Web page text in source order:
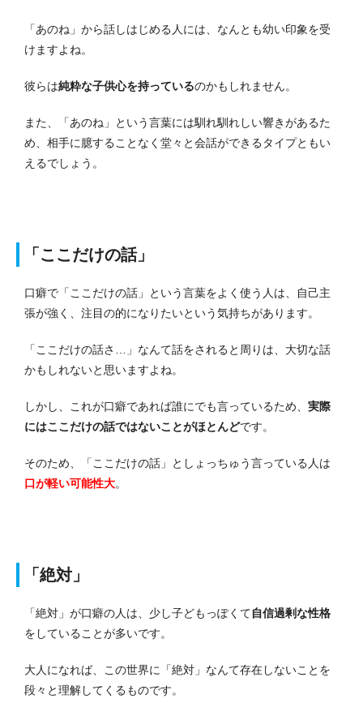
「あのね」から話しはじめる人には、なんとも幼い印象を受
けますよね。
彼らは純粋な子供心を持っているのかもしれません。
また、「あのね」という言葉には馴れ馴れしい響きがあるた
め、相手に臆することなく堂々と会話ができるタイプともい
えるでしょう。
「ここだけの話」
口癖で「ここだけの話」という言葉をよく使う人は、自己主
張が強く、注目の的になりたいという気持ちがあります。
「ここだけの話さ…」なんて話をされると周りは、大切な話
かもしれないと思いますよね。
しかし、これが口癖であれば誰にでも言っているため、 実際
にはここだけの話ではないことがほとんどです。
そのため、「ここだけの話」としょっちゅう言っている人は
口が軽い可能性大。
「絶対」
「絶対」が口癖の人は、少し子どもっぽくて自信過剰な性格
をしていることが多いです。
大人になれば、この世界に「絶対」なんて存在しないことを
段々と理解してくるものです。